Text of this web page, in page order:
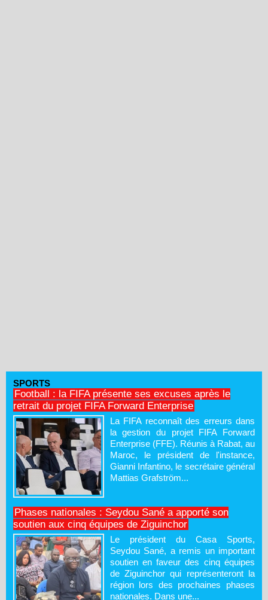
SPORTS
Football : la FIFA présente ses excuses après le
retrait du projet FIFA Forward Enterprise
La FIFA reconnaît des erreurs dans
la gestion du projet FIFA Forward
Enterprise (FFE). Réunis à Rabat, au
Maroc, le président de l'instance,
Gianni Infantino, le secrétaire général
Mattias Grafström...
Phases nationales : Seydou Sané a apporté son
soutien aux cinq équipes de Ziguinchor
Le président du Casa Sports,
Seydou Sané, a remis un important
soutien en faveur des cinq équipes
de Ziguinchor qui représenteront la
région lors des prochaines phases
nationales. Dans une...